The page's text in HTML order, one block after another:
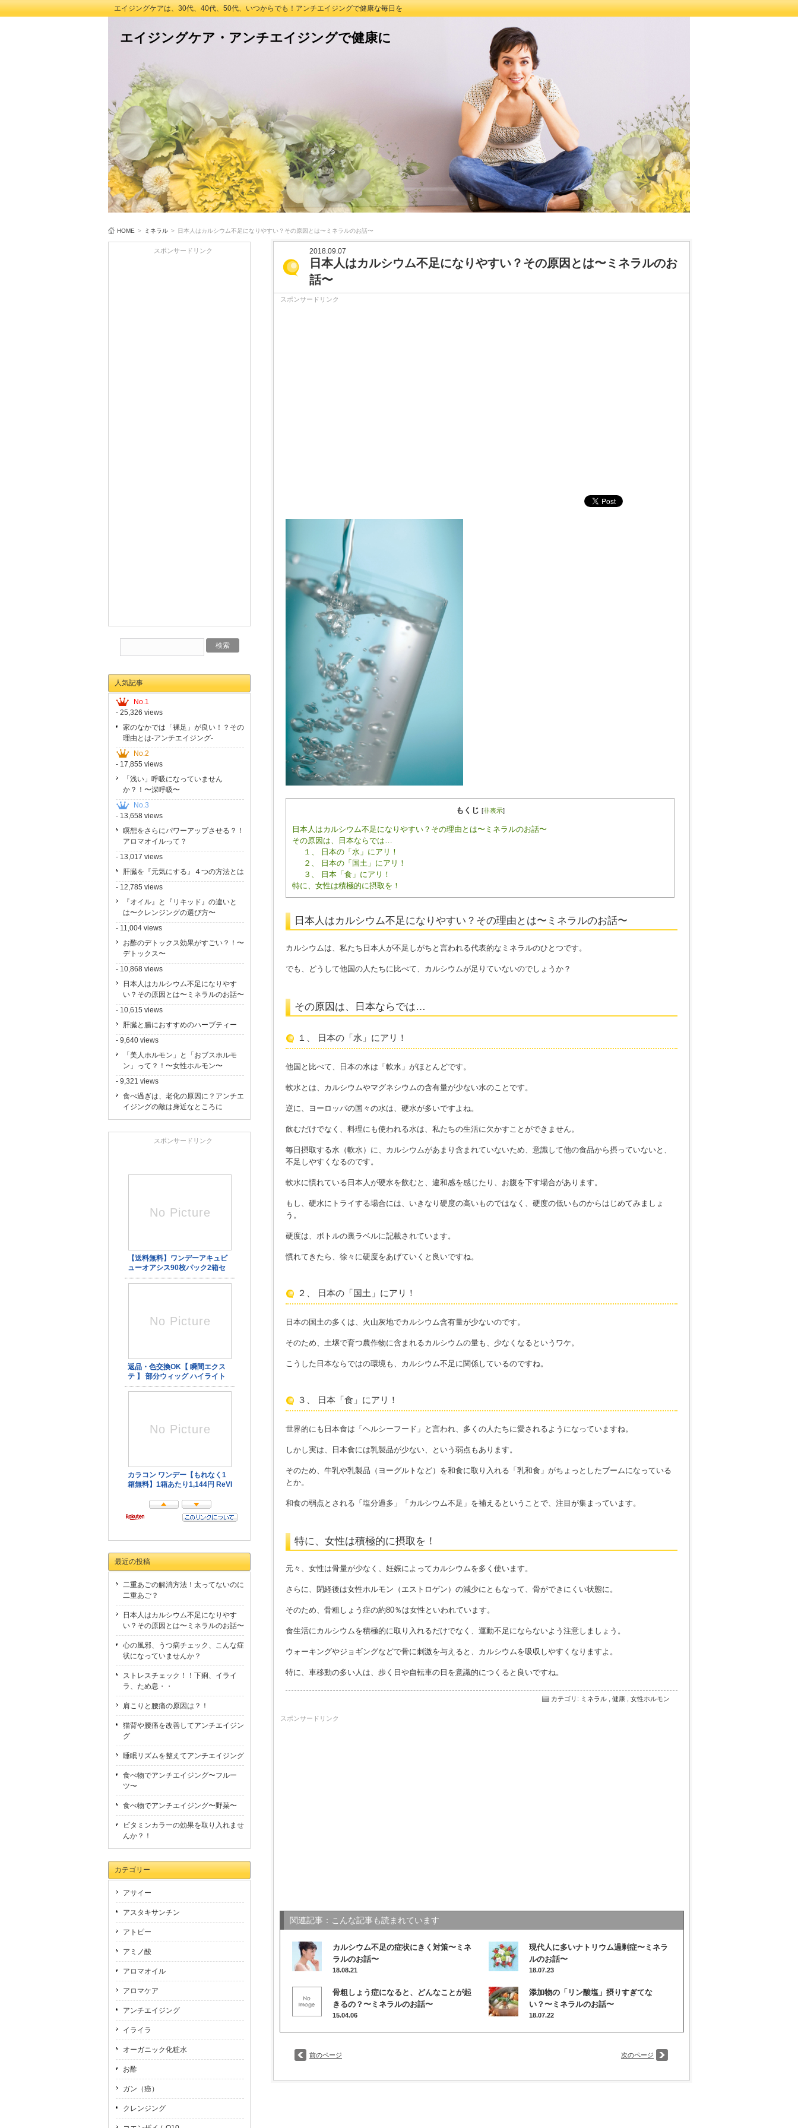
エイジングケアは、30代、40代、50代、いつからでも！アンチエイジングで健康な毎日を
エイジングケア・アンチエイジングで健康に
HOME > ミネラル > 日本人はカルシウム不足になりやすい？その原因とは〜ミネラルのお話〜
2018.09.07
日本人はカルシウム不足になりやすい？その原因とは〜ミネラルのお
話〜
スポンサードリンク
もくじ [非表示]
日本人はカルシウム不足になりやすい？その理由とは〜ミネラルのお話〜
その原因は、日本ならでは…
１、 日本の「水」にアリ！
２、 日本の「国土」にアリ！
３、 日本「食」にアリ！
特に、女性は積極的に摂取を！
日本人はカルシウム不足になりやすい？その理由とは〜ミネラルのお話〜
カルシウムは、私たち日本人が不足しがちと言われる代表的なミネラルのひとつです。
でも、どうして他国の人たちに比べて、カルシウムが足りていないのでしょうか？
その原因は、日本ならでは…
１、 日本の「水」にアリ！
他国と比べて、日本の水は「軟水」がほとんどです。
軟水とは、カルシウムやマグネシウムの含有量が少ない水のことです。
逆に、ヨーロッパの国々の水は、硬水が多いですよね。
飲むだけでなく、料理にも使われる水は、私たちの生活に欠かすことができません。
毎日摂取する水（軟水）に、カルシウムがあまり含まれていないため、意識して他の食品から摂っていないと、
不足しやすくなるのです。
軟水に慣れている日本人が硬水を飲むと、違和感を感じたり、お腹を下す場合があります。
もし、硬水にトライする場合には、いきなり硬度の高いものではなく、硬度の低いものからはじめてみましょ
う。
硬度は、ボトルの裏ラベルに記載されています。
慣れてきたら、徐々に硬度をあげていくと良いですね。
２、 日本の「国土」にアリ！
日本の国土の多くは、火山灰地でカルシウム含有量が少ないのです。
そのため、土壌で育つ農作物に含まれるカルシウムの量も、少なくなるというワケ。
こうした日本ならではの環境も、カルシウム不足に関係しているのですね。
３、 日本「食」にアリ！
世界的にも日本食は「ヘルシーフード」と言われ、多くの人たちに愛されるようになっていますね。
しかし実は、日本食には乳製品が少ない、という弱点もあります。
そのため、牛乳や乳製品（ヨーグルトなど）を和食に取り入れる「乳和食」がちょっとしたブームになっている
とか。
和食の弱点とされる「塩分過多」「カルシウム不足」を補えるということで、注目が集まっています。
特に、女性は積極的に摂取を！
元々、女性は骨量が少なく、妊娠によってカルシウムを多く使います。
さらに、閉経後は女性ホルモン（エストロゲン）の減少にともなって、骨ができにくい状態に。
そのため、骨粗しょう症の約80％は女性といわれています。
食生活にカルシウムを積極的に取り入れるだけでなく、運動不足にならないよう注意しましょう。
ウォーキングやジョギングなどで骨に刺激を与えると、カルシウムを吸収しやすくなりますよ。
特に、車移動の多い人は、歩く日や自転車の日を意識的につくると良いですね。
カテゴリ : ミネラル , 健康 , 女性ホルモン
スポンサードリンク
関連記事：こんな記事も読まれています
カルシウム不足の症状にきく対策〜ミネ
ラルのお話〜
18.08.21
現代人に多いナトリウム過剰症〜ミネラ
ルのお話〜
18.07.23
骨粗しょう症になると、どんなことが起
きるの？〜ミネラルのお話〜
15.04.06
添加物の「リン酸塩」摂りすぎてな
い？〜ミネラルのお話〜
18.07.22
前のページ 次のページ
スポンサードリンク
人気記事
No.1
- 25,326 views
家のなかでは「裸足」が良い！？その
理由とは-アンチエイジング-
No.2
- 17,855 views
「浅い」呼吸になっていません
か？！〜深呼吸〜
No.3
- 13,658 views
瞑想をさらにパワーアップさせる？！
アロマオイルって？
- 13,017 views
肝臓を『元気にする』４つの方法とは
- 12,785 views
『オイル』と『リキッド』の違いと
は〜クレンジングの選び方〜
- 11,004 views
お酢のデトックス効果がすごい？！〜
デトックス〜
- 10,868 views
日本人はカルシウム不足になりやす
い？その原因とは〜ミネラルのお話〜
- 10,615 views
肝臓と腸におすすめのハーブティー
- 9,640 views
「美人ホルモン」と「おブスホルモ
ン」って？！〜女性ホルモン〜
- 9,321 views
食べ過ぎは、老化の原因に？アンチエ
イジングの敵は身近なところに
スポンサードリンク
最近の投稿
二重あごの解消方法！太ってないのに
二重あご？
日本人はカルシウム不足になりやす
い？その原因とは〜ミネラルのお話〜
心の風邪、うつ病チェック、こんな症
状になっていませんか？
ストレスチェック！！下痢、イライ
ラ、ため息・・
肩こりと腰痛の原因は？！
猫背や腰痛を改善してアンチエイジン
グ
睡眠リズムを整えてアンチエイジング
食べ物でアンチエイジング〜フルー
ツ〜
食べ物でアンチエイジング〜野菜〜
ビタミンカラーの効果を取り入れませ
んか？！
カテゴリー
アサイー
アスタキサンチン
アトピー
アミノ酸
アロマオイル
アロマケア
アンチエイジング
イライラ
オーガニック化粧水
お酢
ガン（癌）
クレンジング